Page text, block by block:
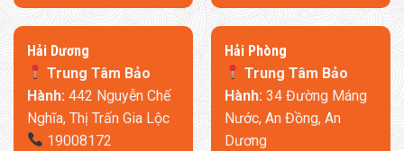
​Hải Dương
Trung Tâm Bảo
Hành: 442 Nguyễn Chế
Nghĩa, Thị Trấn Gia Lộc
19008172
​Hải Phòng
Trung Tâm Bảo
Hành: 34 Đường Máng
Nước, An Đồng, An
Dương